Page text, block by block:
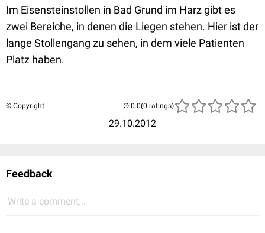
Im Eisensteinstollen in Bad Grund im Harz gibt es
zwei Bereiche, in denen die Liegen stehen. Hier ist der
lange Stollengang zu sehen, in dem viele Patienten
Platz haben.
© Copyright
29.10.2012
(0 ratings)
Feedback
Write a comment...